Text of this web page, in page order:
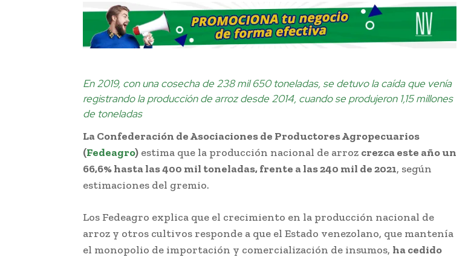
En 2019, con una cosecha de 238 mil 650 toneladas, se detuvo la caída que venía
registrando la producción de arroz desde 2014, cuando se produjeron 1,15 millones
de toneladas
La Confederación de Asociaciones de Productores Agropecuarios
(Fedeagro) estima que la producción nacional de arroz crezca este año un
66,6% hasta las 400 mil toneladas, frente a las 240 mil de 2021, según
estimaciones del gremio.
Los Fedeagro explica que el crecimiento en la producción nacional de
arroz y otros cultivos responde a que el Estado venezolano, que mantenía
el monopolio de importación y comercialización de insumos, ha cedido